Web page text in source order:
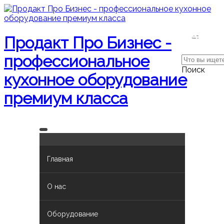
Продакт Про Бизнес -
профессиональное
кухонное оборудование
премиум класса
Главная
О нас
Оборудование
Поиск
Поиск